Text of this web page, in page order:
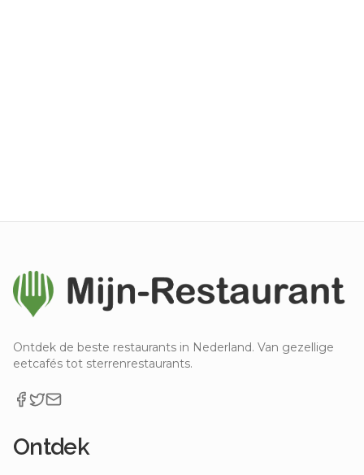
Ontdek de beste restaurants in Nederland. Van gezellige
eetcafés tot sterrenrestaurants.
Ontdek